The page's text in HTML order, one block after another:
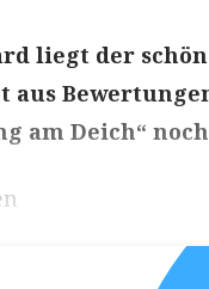
liegt der
aus
am Deich“